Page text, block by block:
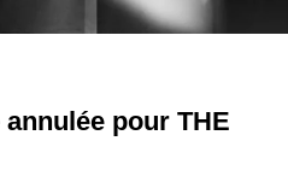
annulée pour THE